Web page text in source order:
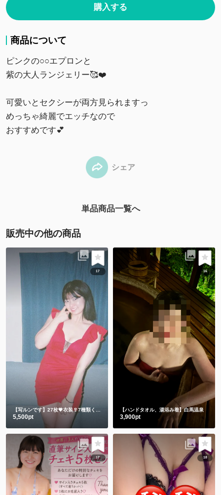
購入する
商品について
ピンクの○○エプロンと
紫の大人ランジェリー🥰❤️
可愛いとセクシーが両方見られますっ
めっちゃ綺麗でエッチなので
おすすめです💕
シェア
単品商品一覧へ
販売中の他の商品
17
5,500pt
16
【ハンドタオル、湯浴み着】白馬温泉
3,900pt
17 18